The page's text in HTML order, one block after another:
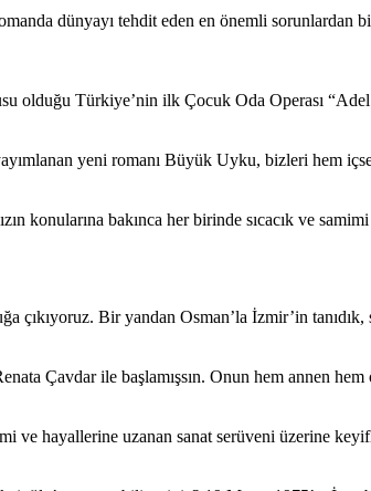
dünyayı tehdit eden en önemli
olduğu Türkiye’nin ilk Çocuk Oda Operası
yeni romanı Büyük Uyku, bizleri hem
konularına bakınca her birinde sıcacık ve
Bir yandan Osman’la İzmir’in tanıdık,
Çavdar ile başlamışsın. Onun hem annen hem
hayallerine uzanan sanat serüveni üzerine